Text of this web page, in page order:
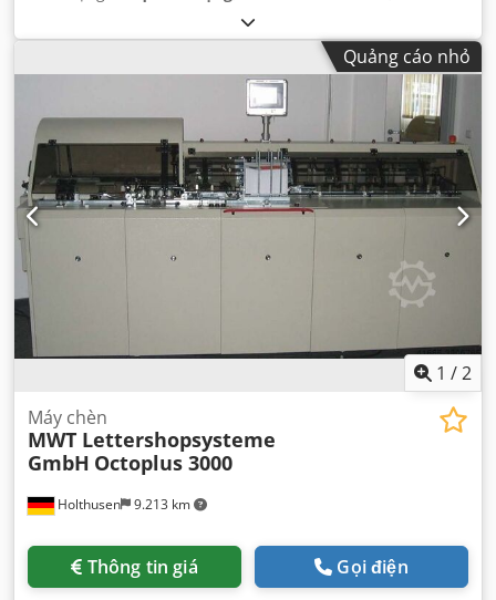
Quảng cáo nhỏ
1 /2
Holthusen 9.213 km
Máy chèn
MWT Lettershopsysteme
GmbH Octoplus 3000
Thông tin giá Gọi điện